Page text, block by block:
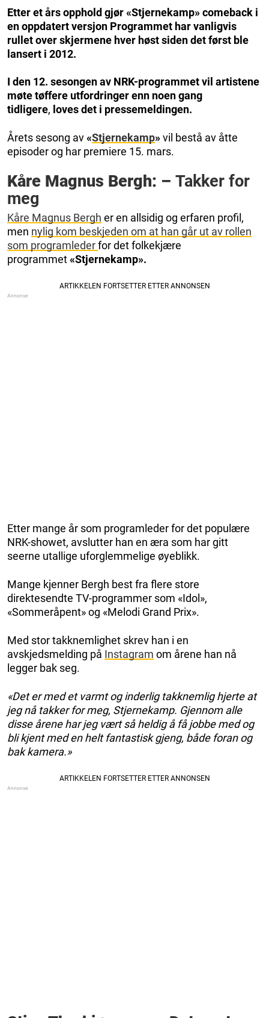
Etter et års opphold gjør «Stjernekamp» comeback i
en oppdatert versjon Programmet har vanligvis
rullet over skjermene hver høst siden det først ble
lansert i 2012.
I den 12. sesongen av NRK-programmet vil artistene
møte tøffere utfordringer enn noen gang
tidligere, loves det i pressemeldingen.
Årets sesong av«Stjernekamp»vil bestå av åtte
episoder og har premiere 15. mars.
Kåre Magnus Bergh: – Takker for
meg
Kåre Magnus Bergh er en allsidig og erfaren profil,
men nylig kom beskjeden om at han går ut av rollen
som programlederfor det folkekjære
programmet«Stjernekamp».
Etter mange år som programleder for det populære
NRK-showet, avslutter han en æra som har gitt
seerne utallige uforglemmelige øyeblikk.
Mange kjenner Bergh best fra flere store
direktesendte TV-programmer som «Idol»,
«Sommeråpent»og «Melodi Grand Prix».
Med stor takknemlighet skrev han i en
avskjedsmelding på Instagram om årene han nå
legger bak seg.
«Det er med et varmt og inderlig takknemlig hjerte at
jeg nå takker for meg, Stjernekamp. Gjennom alle
disse årene har jeg vært så heldig å få jobbe med og
bli kjent med en helt fantastisk gjeng, både foran og
bak kamera.»